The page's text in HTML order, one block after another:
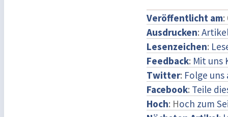
Veröffentlicht am:
Ausdrucken:
Lesenzeichen:
Feedback: Mit uns
Twitter: Folge
Facebook: Teile
Hoch: Hoch zum